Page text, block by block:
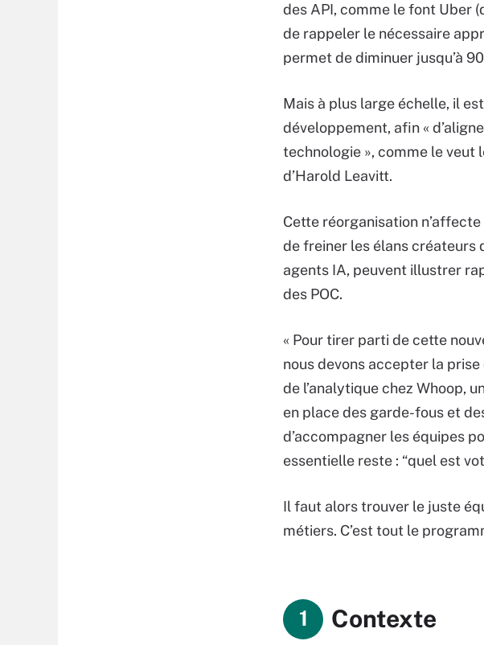
des API, comme le font Uber
de rappeler le nécessaire
permet de diminuer jusqu’à
Mais à plus large échelle, il
développement, afin «
technologie », comme le veut
d’Harold Leavitt.
Cette réorganisation
de freiner les élans créateurs
agents IA, peuvent illustrer
des POC.
« Pour tirer parti de cette
nous devons accepter la prise
de l’analytique chez Whoop,
en place des garde-fous et
d’accompagner les équipes
essentielle reste : “quel est
Il faut alors trouver le juste
métiers. C’est tout le
1 Contexte